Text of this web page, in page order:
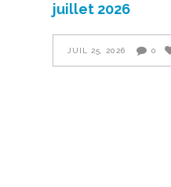
juillet 2026
JUIL 25, 2026 0